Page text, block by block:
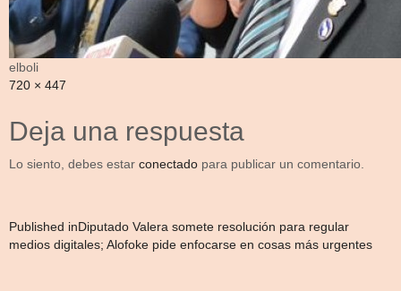
elboli
Full
720 × 447
Deja una respuesta
Lo siento, debes estar conectado para publicar un comentario.
Navegación
Published inDiputado Valera somete resolución para regular
medios digitales; Alofoke pide enfocarse en cosas más urgentes